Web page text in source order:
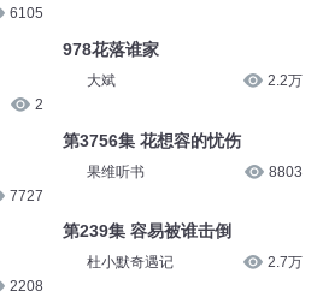
6105
2
7727
2208
978花落谁家
大斌 2.2万
第3756集 花想容的忧伤
果维听书 8803
第239集 容易被谁击倒
杜小默奇遇记 2.7万